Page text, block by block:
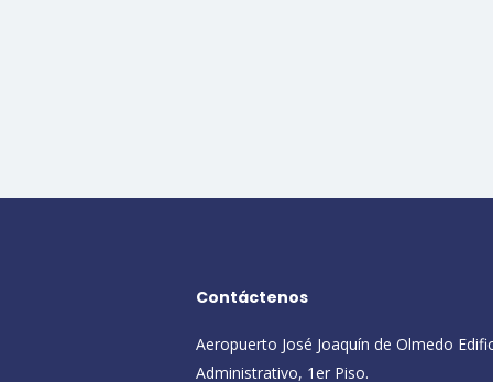
Contáctenos
Aeropuerto José Joaquín de Olmedo
Administrativo, 1er Piso.